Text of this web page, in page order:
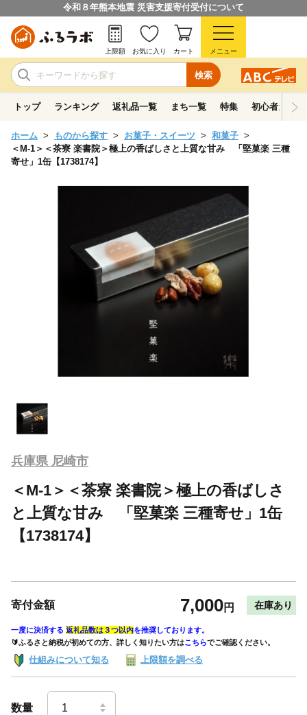
令和８年熊本地震 災害支援寄付受付について
検索
上限額 お気に入り カート メニュー
トップ ランキング 返礼品一覧 まち一覧 特集 初心者ガイド
ホーム ものから探す お菓子・スイーツ
和菓子
＜M-1＞＜茶寮 楽書院＞極上の香ばしさと上質な甘み 「堅菓楽 三種
寄せ」1缶【1738174】
兵庫県 尼崎市
＜M-1＞＜茶寮 楽書院＞極上の香ばしさ
と上質な甘み 「堅菓楽 三種寄せ」1缶
【1738174】
寄付金額 7,000円 在庫あり
一度に決済する 返礼品数は３つ以内を推奨しております。
🔰ふるさと納税が初めての方、詳しく知りたい方はこちらでご確認ください。
仕組みについて知る 上限額を調べる
数量